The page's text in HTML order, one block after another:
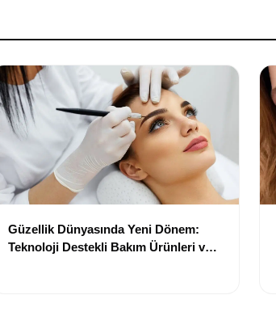
Güzellik Dünyasında Yeni Dönem:
Teknoloji Destekli Bakım Ürünleri ve